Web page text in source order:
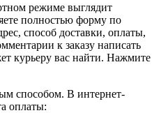
режиме выглядит
полностью форму по
способ доставки, оплаты,
к заказу написать
курьеру вас найти. Нажмите
способом. В интернет-
оплаты: